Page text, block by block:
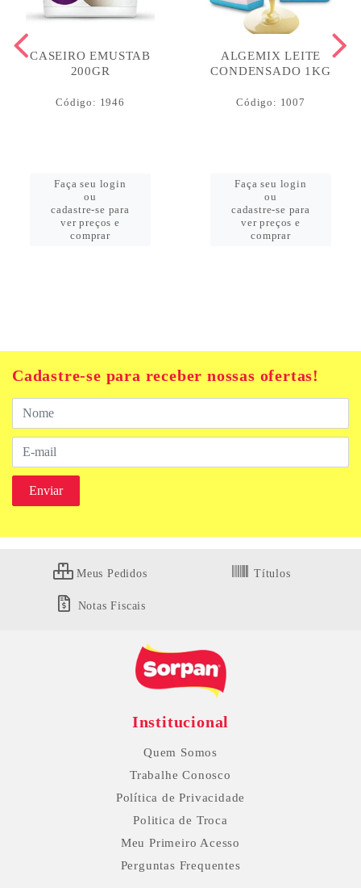
CASEIRO EMUSTAB
200GR
Código: 1946
Faça seu login
ou
cadastre-se para
ver preços e
comprar
ALGEMIX LEITE
CONDENSADO 1KG
Código: 1007
Faça seu login
ou
cadastre-se para
ver preços e
comprar
Cadastre-se para receber nossas ofertas!
Meus Pedidos Títulos
Notas Fiscais
Institucional
Quem Somos
Trabalhe Conosco
Política de Privacidade
Politica de Troca
Meu Primeiro Acesso
Perguntas Frequentes